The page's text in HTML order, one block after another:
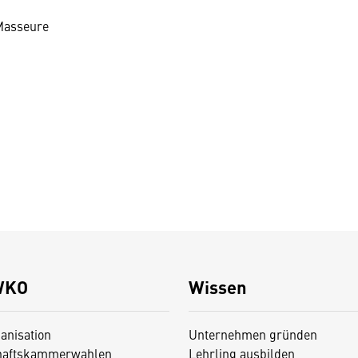
Wissen
Unternehmen gründen
Lehrling ausbilden